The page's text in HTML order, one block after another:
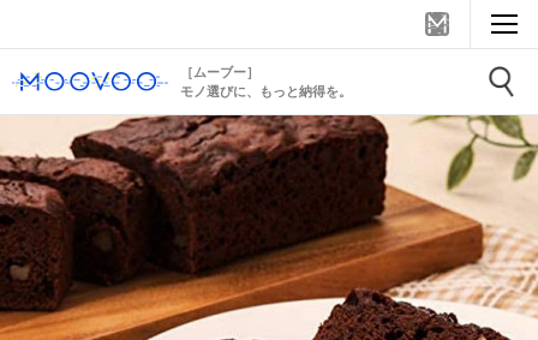
［ムーブー］
モノ選びに、もっと納得を。